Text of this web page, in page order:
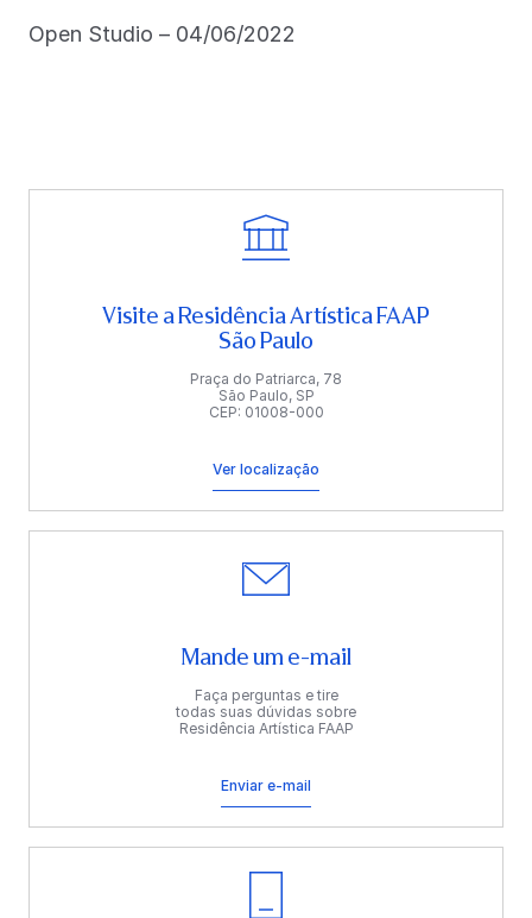
Open Studio – 04/06/2022
Visite a Residência Artística FAAP
São Paulo
Praça do Patriarca, 78
São Paulo, SP
CEP: 01008-000
Ver localização
Mande um e-mail
Faça perguntas e tire
todas suas dúvidas sobre
Residência Artística FAAP
Enviar e-mail